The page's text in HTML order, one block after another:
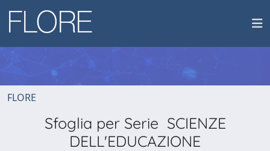
FLORE
Sfoglia per Serie SCIENZE
DELL'EDUCAZIONE